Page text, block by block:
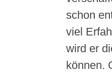
schon
viel
wird er
können.